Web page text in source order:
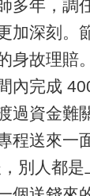
年，調
加深刻。
身故理賠
內完成
過資金難
程送來一
別人都